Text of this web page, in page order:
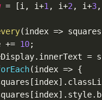
= [i , i+1 , i+2 , i+3,
(index => squares
+= 10;
. innerText =
(index => {
[index] .
[index] . style.